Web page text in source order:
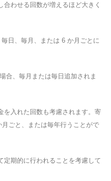
わせる回数が増えるほど大きく
日、毎月、または 6 か月ごとに
合、毎月または毎日追加されま
を入れた回数も考慮されます。寄
ごと、または毎年行うことがで
定期的に行われることを考慮して